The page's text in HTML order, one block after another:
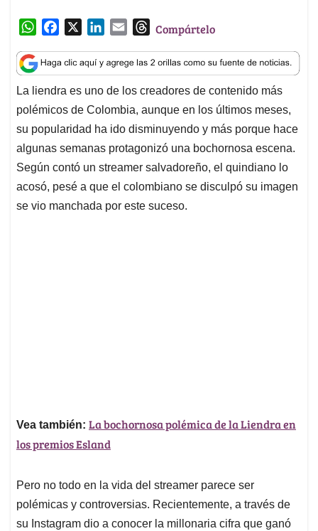
W
a
t
s
A
p
p
c
e
b
o
o
k
n
k
e
d
I
n
a
i
l
T
r
e
a
d
s
Compártelo
La liendra es uno de los creadores de contenido más
polémicos de Colombia, aunque en los últimos meses,
su popularidad ha ido disminuyendo y más porque hace
algunas semanas protagonizó una bochornosa escena.
Según contó un streamer salvadoreño, el quindiano lo
acosó, pesé a que el colombiano se disculpó su imagen
se vio manchada por este suceso.
Vea también: La bochornosa polémica de la Liendra en
los premios Esland
Pero no todo en la vida del streamer parece ser
polémicas y controversias. Recientemente, a través de
su Instagram dio a conocer la millonaria cifra que ganó